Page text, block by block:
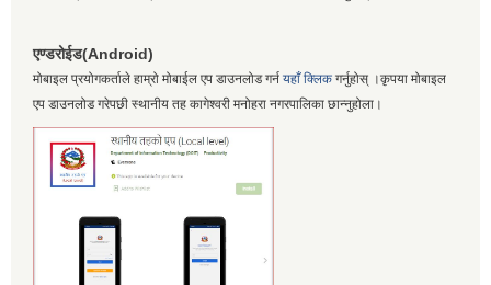
एण्डरोईड(Android)
मोबाइल प्रयोगकर्ताले हाम्रो मोबाईल एप डाउनलोड गर्न यहाँ क्लिक गर्नुहोस् ।कृपया मोबाइल
एप डाउनलोड गरेपछी स्थानीय तह कागेश्वरी मनोहरा नगरपालिका छान्नुहोला।